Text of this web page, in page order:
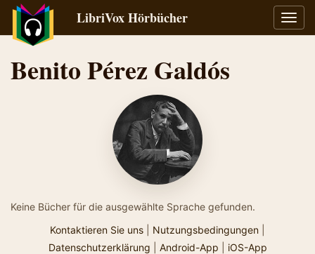
LibriVox Hörbücher
Benito Pérez Galdós
Keine Bücher für die ausgewählte Sprache gefunden.
Kontaktieren Sie uns
Nutzungsbedingungen
Datenschutzerklärung
Android-App iOS-App